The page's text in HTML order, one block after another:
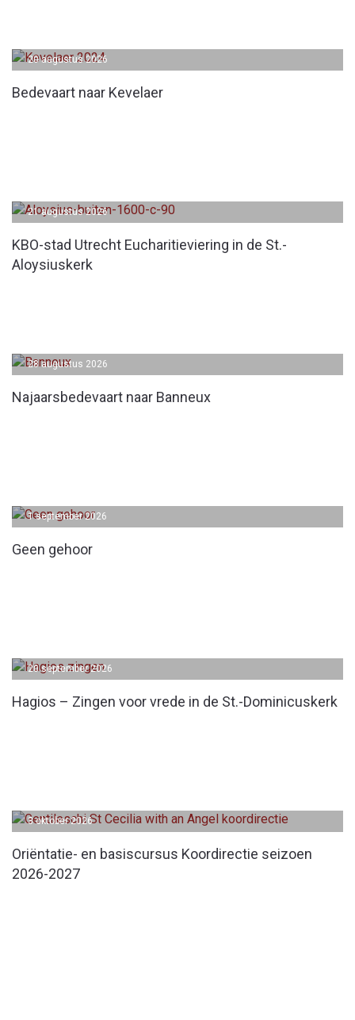
Bedevaart naar Kevelaer
20 augustus 2026
KBO-stad Utrecht Eucharitieviering in de St.-
Aloysiuskerk
21 augustus 2026
Najaarsbedevaart naar Banneux
28 augustus 2026
Geen gehoor
1 september 2026
Hagios – Zingen voor vrede in de St.-Dominicuskerk
20 september 2026
Oriëntatie- en basiscursus Koordirectie seizoen
2026-2027
3 oktober 2026